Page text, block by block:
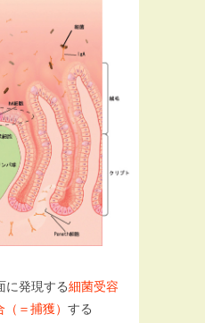
に発現する細菌受容
＝捕獲） する